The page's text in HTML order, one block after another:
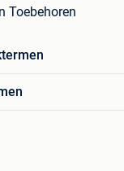
Toebehoren